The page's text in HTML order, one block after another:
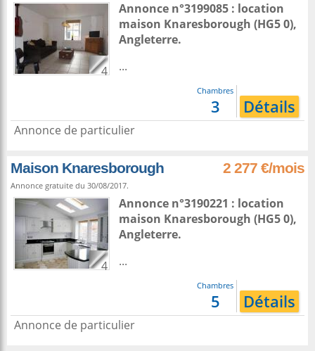
4
Annonce n°3199085 : location
maison Knaresborough (HG5 0),
Angleterre.
...
Chambres
3 Détails
Annonce de particulier
Maison Knaresborough 2 277 €/mois
Annonce gratuite du 30/08/2017.
4
Annonce n°3190221 : location
maison Knaresborough (HG5 0),
Angleterre.
...
Chambres
5 Détails
Annonce de particulier